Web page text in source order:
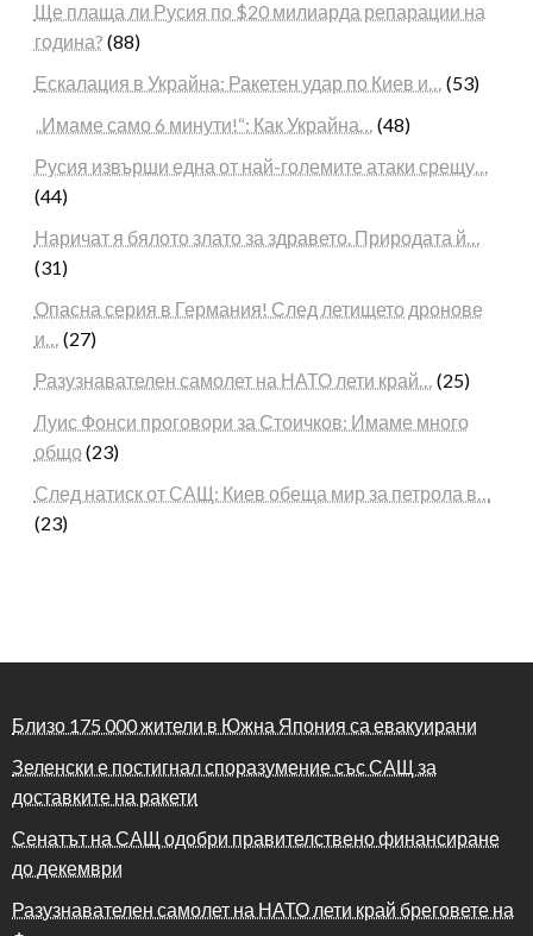
Ще плаща ли Русия по $20 милиарда репарации на
година? (88)
Ескалация в Украйна: Ракетен удар по Киев и… (53)
„Имаме само 6 минути!“: Как Украйна… (48)
Русия извърши една от най-големите атаки срещу…
(44)
Наричат я бялото злато за здравето. Природата й…
(31)
Опасна серия в Германия! След летището дронове
и… (27)
Разузнавателен самолет на НАТО лети край… (25)
Луис Фонси проговори за Стоичков: Имаме много
общо (23)
След натиск от САЩ: Киев обеща мир за петрола в…
(23)
Близо 175 000 жители в Южна Япония са евакуирани
Зеленски е постигнал споразумение със САЩ за
доставките на ракети
Сенатът на САЩ одобри правителствено финансиране
до декември
Разузнавателен самолет на НАТО лети край бреговете на